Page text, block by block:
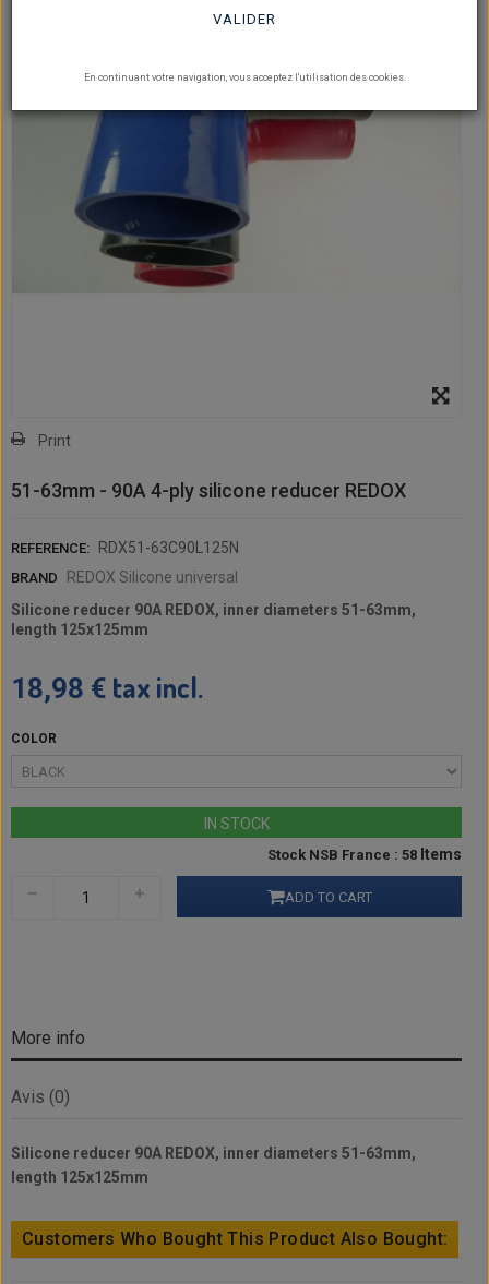
Print
51-63mm - 90A 4-ply silicone reducer REDOX
REFERENCE: RDX51-63C90L125N
BRAND
REDOX Silicone universal
Silicone reducer 90A REDOX, inner diameters 51-63mm,
length 125x125mm
18,98 € tax incl.
COLOR
IN STOCK
Stock NSB France : 58 Items
ADD TO CART
More info
Avis (0)
Silicone reducer 90A REDOX, inner diameters 51-63mm,
length 125x125mm
Customers Who Bought This Product Also Bought:
VALIDER
En continuant votre navigation, vous acceptez l'utilisation des cookies.